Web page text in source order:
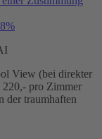
View (bei direkter
pro Zimmer
der traumhaften